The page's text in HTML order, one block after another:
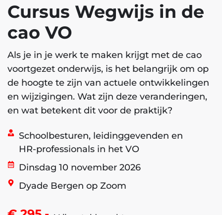
Cursus Wegwijs in de
cao VO
Als je in je werk te maken krijgt met de cao
voortgezet onderwijs, is het belangrijk om op
de hoogte te zijn van actuele ontwikkelingen
en wijzigingen. Wat zijn deze veranderingen,
en wat betekent dit voor de praktijk?
Schoolbesturen, leidinggevenden en
HR-professionals in het VO
Dinsdag 10 november 2026
Dyade Bergen op Zoom